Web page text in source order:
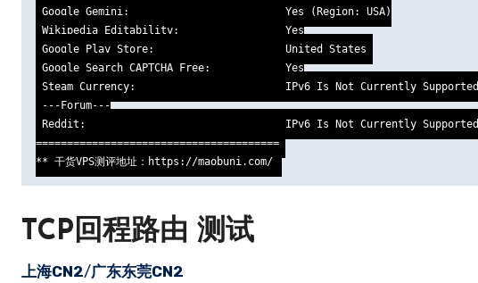
Google Gemini:                         Yes (Region: USA)
Wikipedia Editability:                 Yes
Google Play Store:                     United States
Google Search CAPTCHA Free:            Yes
Steam Currency:                        IPv6 Is Not Currently Supported
---Forum---
Reddit:                                IPv6 Is Not Currently Supported
=======================================
** 干货VPS测评地址：https://maobuni.com/
TCP回程路由 测试
上海CN2/广东东莞CN2